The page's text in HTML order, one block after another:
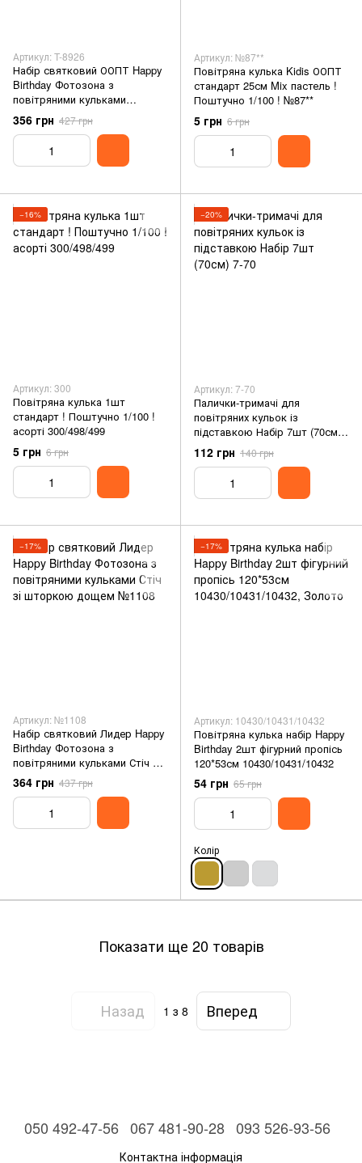
Артикул: T-8926
Набір святковий ООПТ Happy
Birthday Фотозона з
повітряними кульками
(рожевий з золотом) T-8926
356 грн 427 грн
Артикул: №87**
Повітряна кулька Kidis ООПТ
стандарт 25см Mix пастель !
Поштучно 1/100 ! №87**
5 грн 6 грн
−16%
Артикул: 300
Повітряна кулька 1шт
стандарт ! Поштучно 1/100 !
асорті 300/498/499
5 грн 6 грн
−20%
Артикул: 7-70
Палички-тримачі для
повітряних кульок із
підставкою Набір 7шт (70см)
7-70
112 грн 140 грн
−17%
Артикул: №1108
Набір святковий Лидер Happy
Birthday Фотозона з
повітряними кульками Стіч зі
шторкою дощем №1108
364 грн 437 грн
−17%
Артикул: 10430/10431/10432
Повітряна кулька набір Happy
Birthday 2шт фігурний пропісь
120*53см 10430/10431/10432
54 грн 65 грн
Колір
Показати ще 20 товарів
Назад 1 з 8 Вперед
050 492-47-56 067 481-90-28 093 526-93-56
Контактна інформація